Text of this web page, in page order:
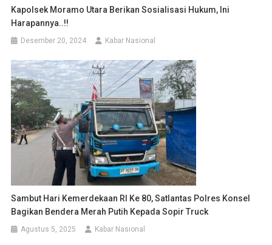
Kapolsek Moramo Utara Berikan Sosialisasi Hukum, Ini
Harapannya..!!
Desember 20, 2024 Kabar Nasional
Sambut Hari Kemerdekaan RI Ke 80, Satlantas Polres Konsel
Bagikan Bendera Merah Putih Kepada Sopir Truck
Agustus 5, 2025 Kabar Nasional